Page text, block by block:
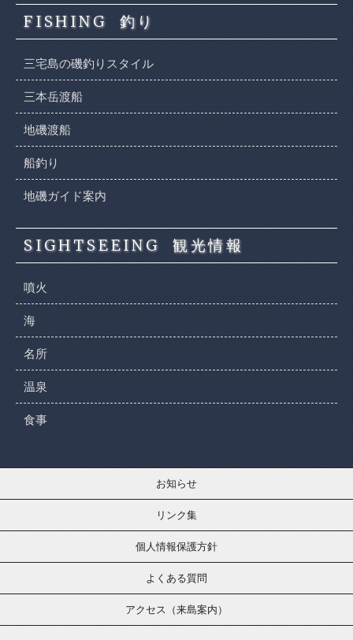
FISHING 釣り
三宅島の磯釣りスタイル
三本岳渡船
地磯渡船
船釣り
地磯ガイド案内
SIGHTSEEING 観光情報
噴火
海
名所
温泉
食事
お知らせ
リンク集
個人情報保護方針
よくある質問
アクセス（来島案内）